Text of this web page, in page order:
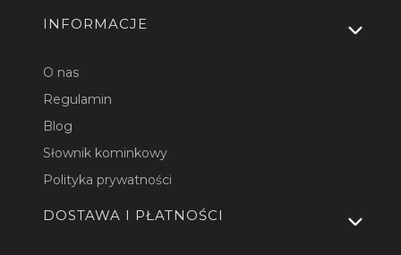
INFORMACJE
O nas
Regulamin
Blog
Słownik kominkowy
Polityka prywatności
DOSTAWA I PŁATNOŚCI